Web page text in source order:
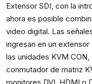
Extensor SDI, con la
ahora es posible
video digital. Las
ingresan en un
las unidades KVM
conmutador de matriz